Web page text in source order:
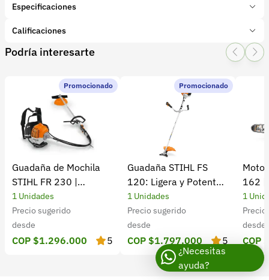
Especificaciones
Marca:
BELLOTA
Tipo de producto:Insumo
Subcategoría:Herramientas manuales (Cuchillos, machetes,
Calificaciones
1 Star
2 Star
3 Star4 Star
0 calificaciones
5 Estrellas
4 Estrellas
3 Estrellas
2 Estrellas
1 Estrellas
Podría interesarte
Promocionado
Guadaña de Mochila
STIHL FR 230 |
Potencia y rendimiento
1 Unidades
Precio sugerido
desde
COP $1.296.000 5
Promocionado
Guadaña STIHL FS
120: Ligera y Potente
para el Campo
1 Unidades
Precio sugerido
desde
COP $1.797.000 5
162 |
1
desde
COP
¿Necesitas
ayuda?